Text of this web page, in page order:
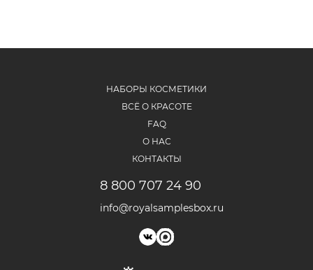
НАБОРЫ КОСМЕТИКИ
ВСЁ О КРАСОТЕ
FAQ
О НАС
КОНТАКТЫ
8 800 707 24 90
info@royalsamplesbox.ru